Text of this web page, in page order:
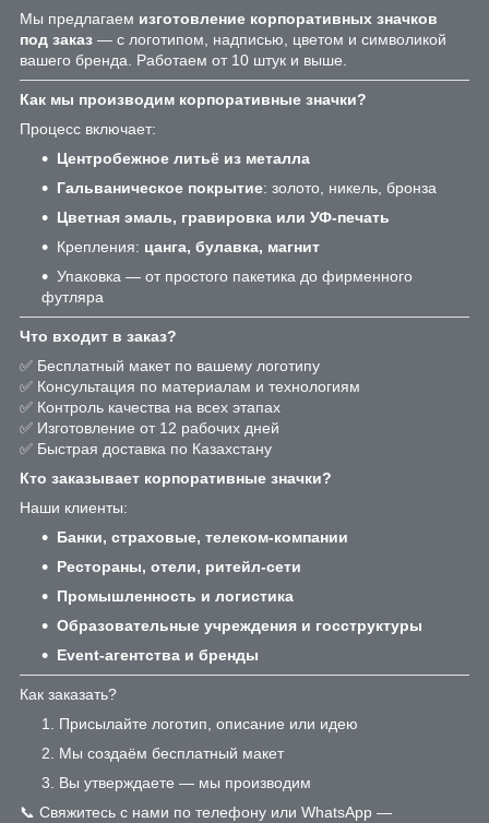
Мы предлагаем изготовление корпоративных значков
под заказ — с логотипом, надписью, цветом и символикой
вашего бренда. Работаем от 10 штук и выше.
Как мы производим корпоративные значки?
Процесс включает:
Центробежное литьё из металла
Гальваническое покрытие: золото, никель, бронза
Цветная эмаль, гравировка или УФ-печать
Крепления: цанга, булавка, магнит
Упаковка — от простого пакетика до фирменного
футляра
Что входит в заказ?
✅ Бесплатный макет по вашему логотипу
✅ Консультация по материалам и технологиям
✅ Контроль качества на всех этапах
✅ Изготовление от 12 рабочих дней
✅ Быстрая доставка по Казахстану
Кто заказывает корпоративные значки?
Наши клиенты:
Банки, страховые, телеком-компании
Рестораны, отели, ритейл-сети
Промышленность и логистика
Образовательные учреждения и госструктуры
Event-агентства и бренды
Как заказать?
Присылайте логотип, описание или идею
Мы создаём бесплатный макет
Вы утверждаете — мы производим
📞 Свяжитесь с нами по телефону или WhatsApp —